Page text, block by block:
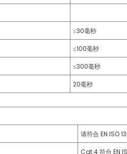
≤30毫秒
≤100毫秒
≤300毫秒
20毫秒
请符合 EN ISO
Cat.4 符合 EN